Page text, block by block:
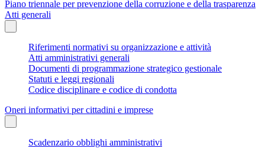
Piano triennale per prevenzione della corruzione e della trasparenza
Atti generali
Riferimenti normativi su organizzazione e attività
Atti amministrativi generali
Documenti di programmazione strategico gestionale
Statuti e leggi regionali
Codice disciplinare e codice di condotta
Oneri informativi per cittadini e imprese
Scadenzario obblighi amministrativi